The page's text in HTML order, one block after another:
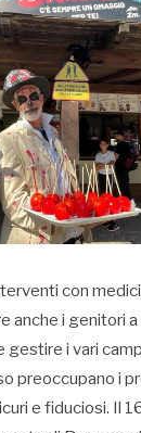
con
anche i genitori a
i vari
preoccupano i
e fiduciosi. Il